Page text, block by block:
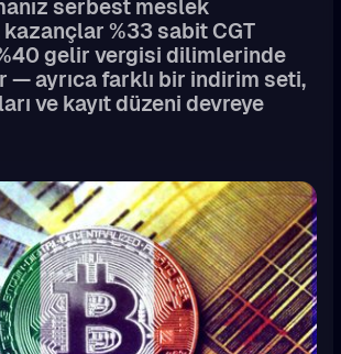
serbest meslek
kazançlar %33 sabit CGT
gelir vergisi dilimlerinde
ayrıca farklı bir indirim seti,
ve kayıt düzeni devreye